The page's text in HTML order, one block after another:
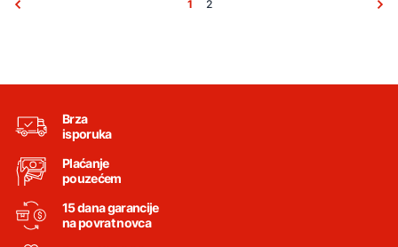
1 2
Brza
isporuka
Plaćanje
pouzećem
15 dana garancije
na povrat novca